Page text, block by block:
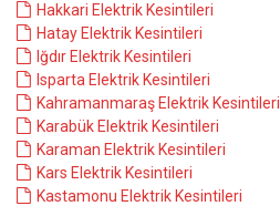
Hakkari Elektrik Kesintileri
Hatay Elektrik Kesintileri
Iğdır Elektrik Kesintileri
Isparta Elektrik Kesintileri
Kahramanmaraş Elektrik Kesintileri
Karabük Elektrik Kesintileri
Karaman Elektrik Kesintileri
Kars Elektrik Kesintileri
Kastamonu Elektrik Kesintileri